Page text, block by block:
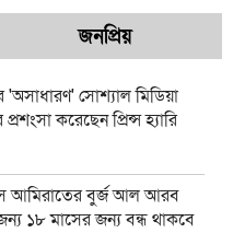
জনপ্রিয়
'অসাধারণ' সোশ্যাল মিডিয়া
প্রশংসা করেছেন প্রিন্স হ্যারি
আমিরাতের বুর্জ আল আরব
১৮ মাসের জন্য বন্ধ থাকবে